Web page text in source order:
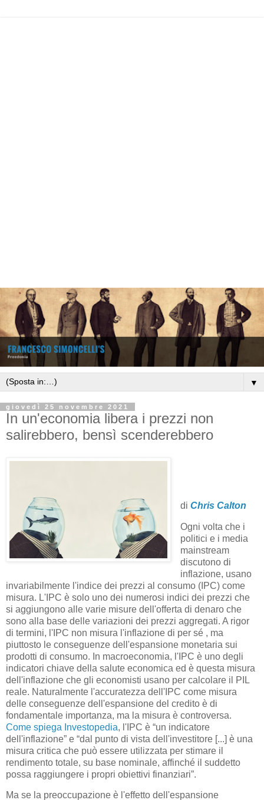
▼
giovedì 25 novembre 2021
In un'economia libera i prezzi non
salirebbero, bensì scenderebbero
di Chris Calton
Ogni volta che i
politici e i media
mainstream
discutono di
inflazione, usano
invariabilmente l'indice dei prezzi al consumo (IPC) come
misura. L'IPC è solo uno dei numerosi indici dei prezzi che
si aggiungono alle varie misure dell'offerta di denaro che
sono alla base delle variazioni dei prezzi aggregati. A rigor
di termini, l'IPC non misura l'inflazione di per sé , ma
piuttosto le conseguenze dell'espansione monetaria sui
prodotti di consumo. In macroeconomia, l'IPC è uno degli
indicatori chiave della salute economica ed è questa misura
dell'inflazione che gli economisti usano per calcolare il PIL
reale. Naturalmente l'accuratezza dell'IPC come misura
delle conseguenze dell'espansione del credito è di
fondamentale importanza, ma la misura è controversa.
Come spiega Investopedia, l'IPC è “un indicatore
dell'inflazione” e “dal punto di vista dell'investitore [...] è una
misura critica che può essere utilizzata per stimare il
rendimento totale, su base nominale, affinché il suddetto
possa raggiungere i propri obiettivi finanziari”.
Ma se la preoccupazione è l'effetto dell'espansione